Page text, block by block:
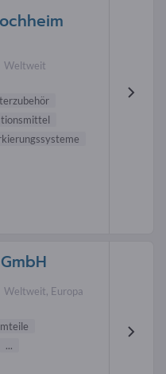
Weltweit
Weltweit, Europa
...